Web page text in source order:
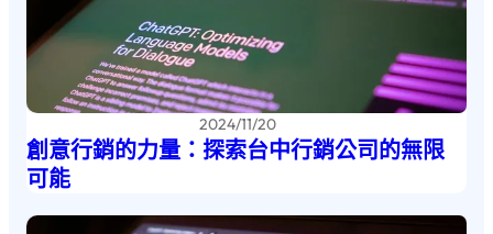
2024/11/20
創意行銷的力量：探索台中行銷公司的無限
可能